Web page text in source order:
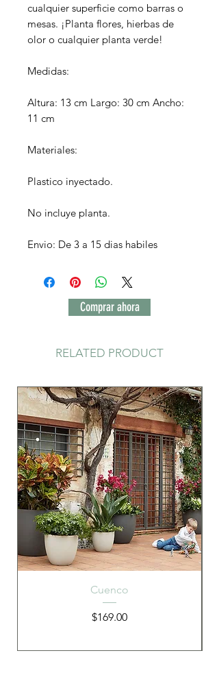
cualquier superficie como barras o
mesas. ¡Planta flores, hierbas de
olor o cualquier planta verde!
Medidas:
Altura: 13 cm Largo: 30 cm Ancho:
11 cm
Materiales:
Plastico inyectado.
No incluye planta.
Envio: De 3 a 15 dias habiles
Comprar ahora
RELATED PRODUCT
Cuenco
Precio
$169.00